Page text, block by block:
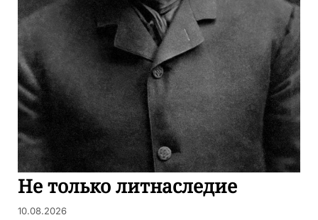
Не только литнаследие
10.08.2026